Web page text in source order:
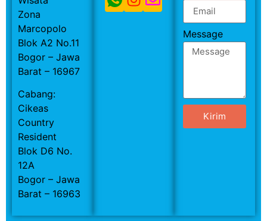
Zona
Marcopolo
Blok A2 No.11
Bogor – Jawa
Barat – 16967
Cabang:
Cikeas
Country
Resident
Blok D6 No.
12A
Bogor – Jawa
Barat – 16963
Message
Kirim